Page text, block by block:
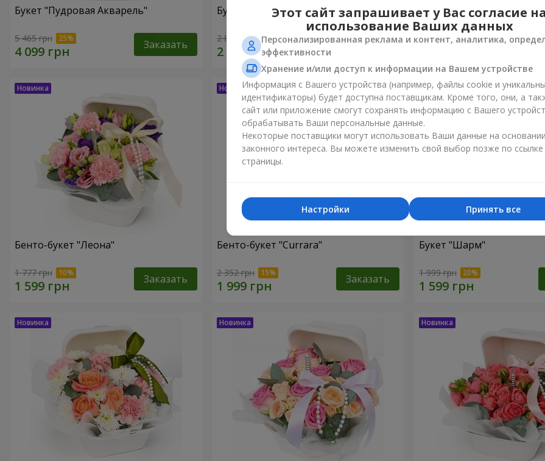
Букет "Пудровая Акварель"
5 465 грн Заказать
Букет "Мечты сбываются"
2 893 грн Заказать
Букет "Марта"
3 545 грн
Бенто-букет "Леона"
1 777 грн Заказать
Бенто-букет "Currara"
2 352 грн Заказать
Букет "Шарм"
1 999 грн
Этот сайт запрашивает у Вас согласие на
использование Ваших данных
Персонализированная реклама и контент, аналитика,
эффективности
Хранение и/или доступ к информации на Вашем устройстве
Информация с Вашего устройства (например, файлы cookie и
идентификаторы) будет доступна поставщикам. Кроме того, они, а
сайт или приложение смогут сохранять информацию с Вашего
обрабатывать Ваши персональные данные.
Некоторые поставщики могут использовать Ваши данные на основании
законного интереса. Вы можете изменить свой выбор позже по ссылке
страницы.
Принять все
Настройки